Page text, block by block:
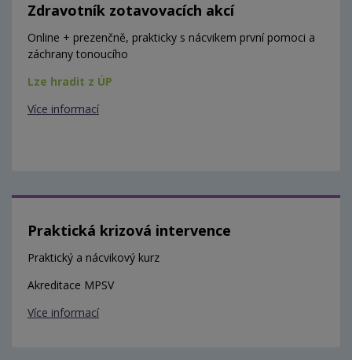
Zdravotník zotavovacích akcí
Online + prezenčně, prakticky s nácvikem první pomoci a
záchrany tonoucího
Lze hradit z ÚP
Více informací
Praktická krizová intervence
Praktický a nácvikový kurz
Akreditace MPSV
Více informací